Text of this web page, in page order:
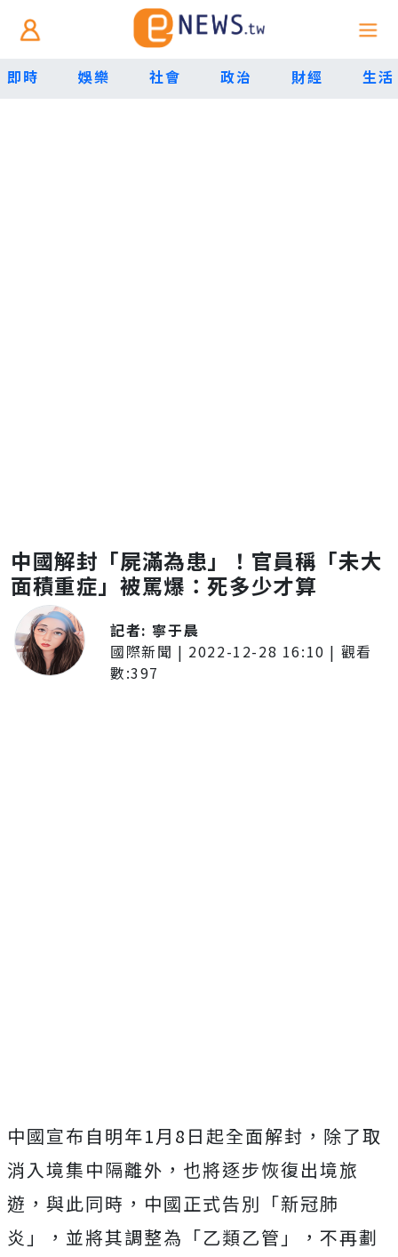
即時 娛樂 社會 政治 財經 生活
中國解封「屍滿為患」！官員稱「未大
面積重症」被罵爆：死多少才算
記者: 寧于晨
國際新聞 | 2022-12-28 16:10 | 觀看
數:397
中國宣布自明年1月8日起全面解封，除了取
消入境集中隔離外，也將逐步恢復出境旅
遊，與此同時，中國正式告別「新冠肺
炎」，並將其調整為「乙類乙管」，不再劃